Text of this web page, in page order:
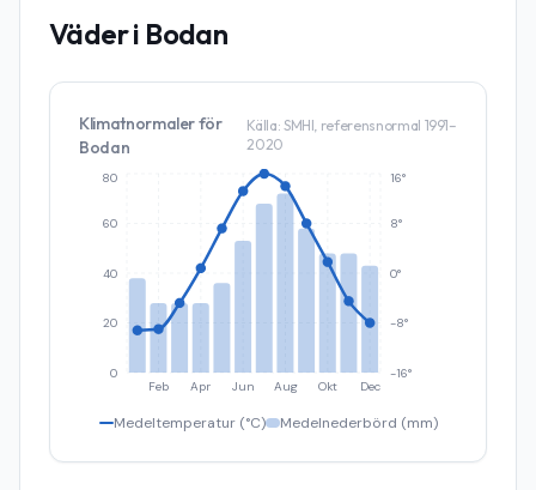
Väder i Bodan
Klimatnormaler för
Bodan
Källa: SMHI, referensnormal 1991–
2020
Feb Apr Jun Aug Okt Dec
0
20
40
60
80
-16°
-8°
0°
8°
16°
Medeltemperatur (°C) Medelnederbörd (mm)